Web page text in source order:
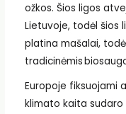
ožkos. Šios ligos
Lietuvoje, todėl šios
platina mašalai,
tradicinėmis
Europoje fiksuojami
klimato kaita sudaro